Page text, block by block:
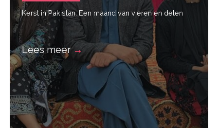
Kerst in Pakistan: Een maand van vieren en delen
Lees meer→